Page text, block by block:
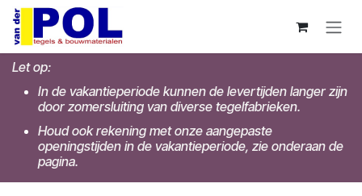
Overslaan naar inhoud
Let op:
In de vakantieperiode kunnen de levertijden langer zijn
door zomersluiting van diverse tegelfabrieken.
Houd ook rekening met onze aangepaste
openingstijden in de vakantieperiode, zie onderaan de
pagina.